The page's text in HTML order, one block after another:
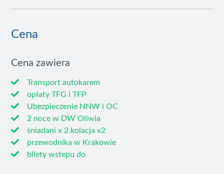
Cena
Cena zawiera
Transport autokarem
opłaty TFG i TFP
Ubezpieczenie NNW i OC
2 noce w DW Oliwia
śniadani x 2 kolacja x2
przewodnika w Krakowie
bilety wstepu do